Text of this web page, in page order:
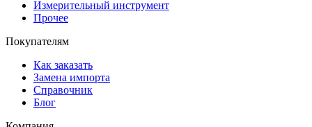
Измерительный инструмент
Прочее
Покупателям
Как заказать
Замена импорта
Справочник
Блог